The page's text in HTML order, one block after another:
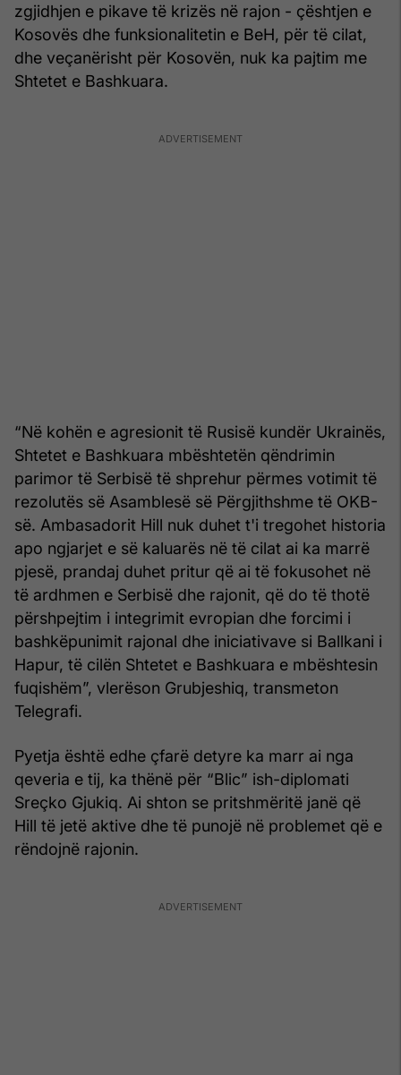
zgjidhjen e pikave të krizës në rajon - çështjen e
Kosovës dhe funksionalitetin e BeH, për të cilat,
dhe veçanërisht për Kosovën, nuk ka pajtim me
Shtetet e Bashkuara.
“Në kohën e agresionit të Rusisë kundër Ukrainës,
Shtetet e Bashkuara mbështetën qëndrimin
parimor të Serbisë të shprehur përmes votimit të
rezolutës së Asamblesë së Përgjithshme të OKB-
së. Ambasadorit Hill nuk duhet t'i tregohet historia
apo ngjarjet e së kaluarës në të cilat ai ka marrë
pjesë, prandaj duhet pritur që ai të fokusohet në
të ardhmen e Serbisë dhe rajonit, që do të thotë
përshpejtim i integrimit evropian dhe forcimi i
bashkëpunimit rajonal dhe iniciativave si Ballkani i
Hapur, të cilën Shtetet e Bashkuara e mbështesin
fuqishëm”, vlerëson Grubjeshiq, transmeton
Telegrafi.
Pyetja është edhe çfarë detyre ka marr ai nga
qeveria e tij, ka thënë për “Blic” ish-diplomati
Sreçko Gjukiq. Ai shton se pritshmëritë janë që
Hill të jetë aktive dhe të punojë në problemet që e
rëndojnë rajonin.